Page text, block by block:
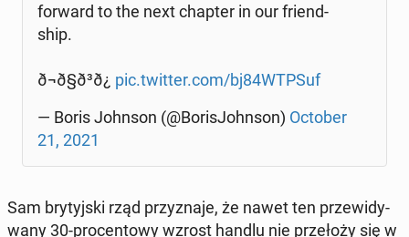
forward to the next chapter in our friend­
ship.
ð¬ð§ð³ð¿ pic.twitter.com/bj84WTPSuf
— Boris Johnson (@Bo­ri­sJohn­son) October
21, 2021
Sam bry­tyj­ski rząd przy­zna­je, że nawet ten prze­wi­dy­
wa­ny 30-pro­cen­to­wy wzrost handlu nie prze­ło­ży się w